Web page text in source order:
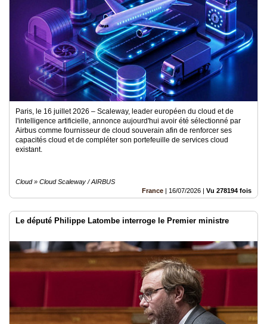
Paris, le 16 juillet 2026 – Scaleway, leader européen du cloud et de
l'intelligence artificielle, annonce aujourd'hui avoir été sélectionné par
Airbus comme fournisseur de cloud souverain afin de renforcer ses
capacités cloud et de compléter son portefeuille de services cloud
existant.
Cloud » Cloud Scaleway / AIRBUS
France | 16/07/2026 | Vu 278194 fois
Le député Philippe Latombe interroge le Premier ministre